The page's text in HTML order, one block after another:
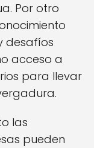
Por otro
desafíos
acceso a
para llevar
las
pueden